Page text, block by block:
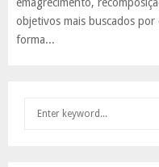
objetivos mais buscados
forma...